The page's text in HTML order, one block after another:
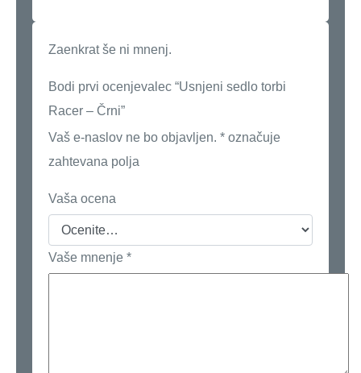
Zaenkrat še ni mnenj.
Bodi prvi ocenjevalec “Usnjeni sedlo torbi
Racer – Črni”
Vaš e-naslov ne bo objavljen. * označuje
zahtevana polja
Vaša ocena
Vaše mnenje *